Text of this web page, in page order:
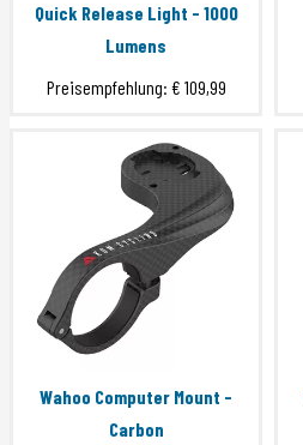
Quick Release Light - 1000
Lumens
Preisempfehlung: € 109,99
Wahoo Computer Mount -
Carbon